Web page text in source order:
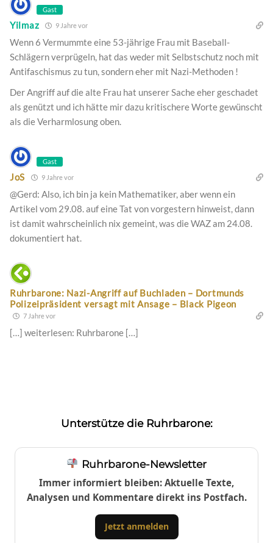
Gast
Yilmaz 9 Jahre vor
Wenn 6 Vermummte eine 53-jährige Frau mit Baseball-
Schlägern verprügeln, hat das weder mit Selbstschutz noch mit
Antifaschismus zu tun, sondern eher mit Nazi-Methoden !
Der Angriff auf die alte Frau hat unserer Sache eher geschadet
als genützt und ich hätte mir dazu kritischere Worte gewünscht
als die Verharmlosung oben.
Gast
JoS 9 Jahre vor
@Gerd: Also, ich bin ja kein Mathematiker, aber wenn ein
Artikel vom 29.08. auf eine Tat von vorgestern hinweist, dann
ist damit wahrscheinlich nix gemeint, was die WAZ am 24.08.
dokumentiert hat.
Ruhrbarone: Nazi-Angriff auf Buchladen – Dortmunds
Polizeipräsident versagt mit Ansage – Black Pigeon
7 Jahre vor
[…] weiterlesen: Ruhrbarone […]
Unterstütze die Ruhrbarone:
Ruhrbarone-Newsletter
Immer informiert bleiben: Aktuelle Texte,
Analysen und Kommentare direkt ins Postfach.
Jetzt anmelden